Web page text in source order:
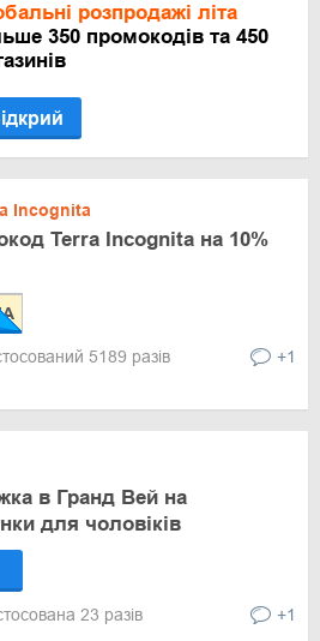
розпродажі літа
350 промокодів та 450
Incognita
Terra Incognita на 10%
5189 разів +1
в Гранд Вей на
для чоловіків
23 разів +1